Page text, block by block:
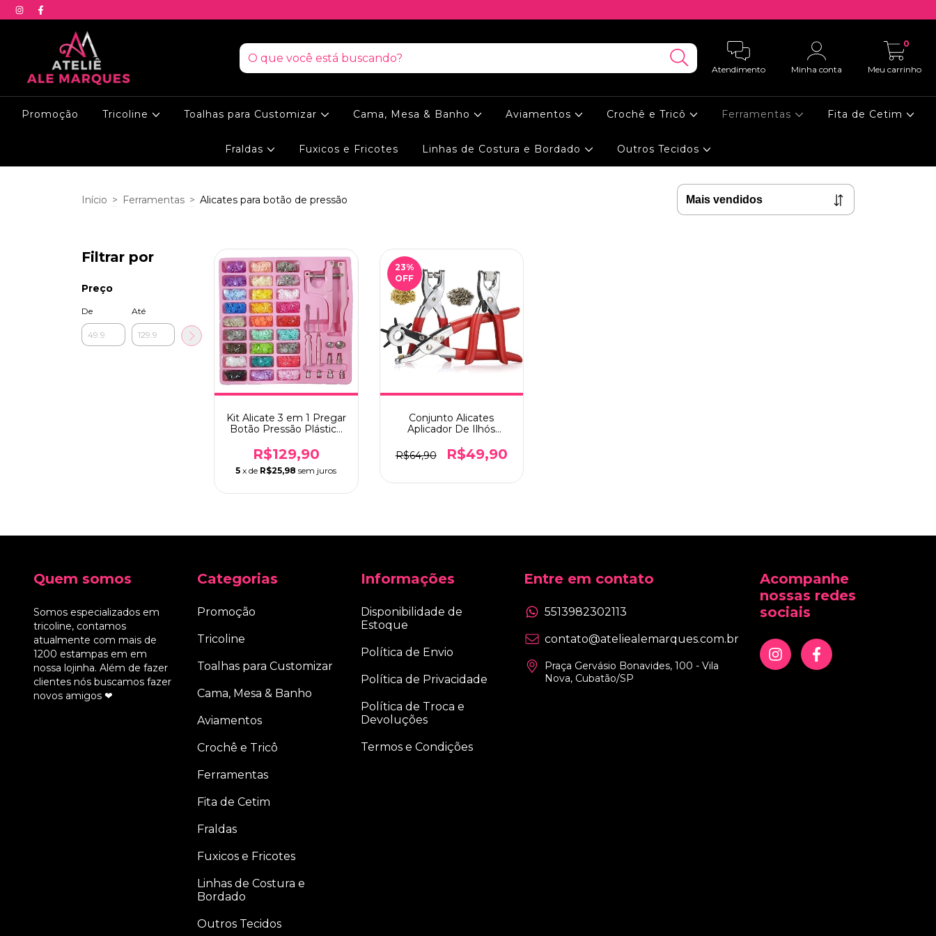
Atendimento Minha conta Meu carrinho
0
Promoção Tricoline Toalhas para Customizar Cama, Mesa & Banho Aviamentos Crochê e Tricô Ferramentas Fita de Cetim
Fraldas Fuxicos e Fricotes Linhas de Costura e Bordado Outros Tecidos
Início > Ferramentas > Alicates para botão de pressão
Filtrar por
Preço
De Até
Kit Alicate 3 em 1 Pregar
Botão Pressão Plástico
Lanmax - Rosa
R$129,90
5 x de R$25,98 sem juros
23%
OFF
Conjunto Alicates
Aplicador De Ilhós
- Lanmax
R$64,90 R$49,90
Quem somos
Somos especializados em
tricoline, contamos
atualmente com mais de
1200 estampas em em
nossa lojinha. Além de fazer
clientes nós buscamos fazer
novos amigos ❤
Categorias
Promoção
Tricoline
Toalhas para Customizar
Cama, Mesa & Banho
Aviamentos
Crochê e Tricô
Ferramentas
Fita de Cetim
Fraldas
Fuxicos e Fricotes
Linhas de Costura e
Bordado
Outros Tecidos
Informações
Disponibilidade de
Estoque
Política de Envio
Política de Privacidade
Política de Troca e
Devoluções
Termos e Condições
Entre em contato
5513982302113
contato@ateliealemarques.com.br
Praça Gervásio Bonavides, 100 - Vila
Nova, Cubatão/SP
Acompanhe
nossas redes
sociais